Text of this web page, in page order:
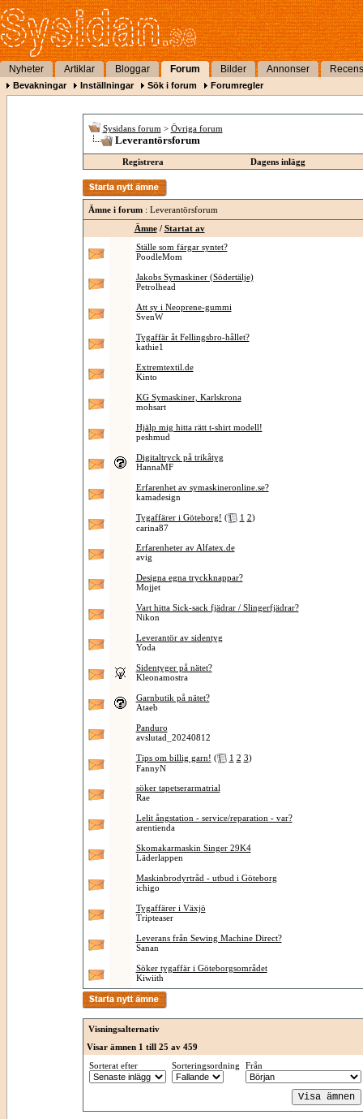
Nyheter Artiklar Bloggar Forum Bilder Annonser
Bevakningar Inställningar Sök i forum Forumregler
Sysidans forum > Övriga forum
Leverantörsforum
Registrera Dagens inlägg
Ämne i forum: Leverantörsforum
Ämne/ Startat av
Ställe som färgar syntet?
PoodleMom
Jakobs Symaskiner (Södertälje)
Petrolhead
Att sy i Neoprene-gummi
SvenW
Tygaffär åt Fellingsbro-hållet?
kathie1
Extremtextil.de
Kinto
KG Symaskiner, Karlskrona
mohsart
Hjälp mig hitta rätt t-shirt modell!
peshmud
Digitaltryck på trikåtyg
HannaMF
Erfarenhet av symaskineronline.se?
kamadesign
Tygaffärer i Göteborg! ( 1 2)
carina87
Erfarenheter av Alfatex.de
avig
Designa egna tryckknappar?
Mojjet
Vart hitta Sick-sack fjädrar / Slingerfjädrar?
Nikon
Leverantör av sidentyg
Yoda
Sidentyger på nätet?
Kleonamostra
Garnbutik på nätet?
Ataeb
Panduro
avslutad_20240812
Tips om billig garn! ( 1 2 3)
FannyN
söker tapetserarmatrial
Rae
Lelit ångstation - service/reparation - var?
arentienda
Skomakarmaskin Singer 29K4
Läderlappen
Maskinbrodyrtråd - utbud i Göteborg
ichigo
Tygaffärer i Växjö
Tripteaser
Leverans från Sewing Machine Direct?
Sanan
Söker tygaffär i Göteborgsområdet
Kiwiith
Visningsalternativ
Visar ämnen 1 till 25 av 459
Sorterat efter
Sorteringsordning Från